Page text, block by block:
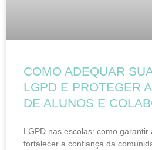
COMO ADEQUAR
LGPD E PROTEGER
DE ALUNOS E
LGPD nas escolas: como
fortalecer a confiança da